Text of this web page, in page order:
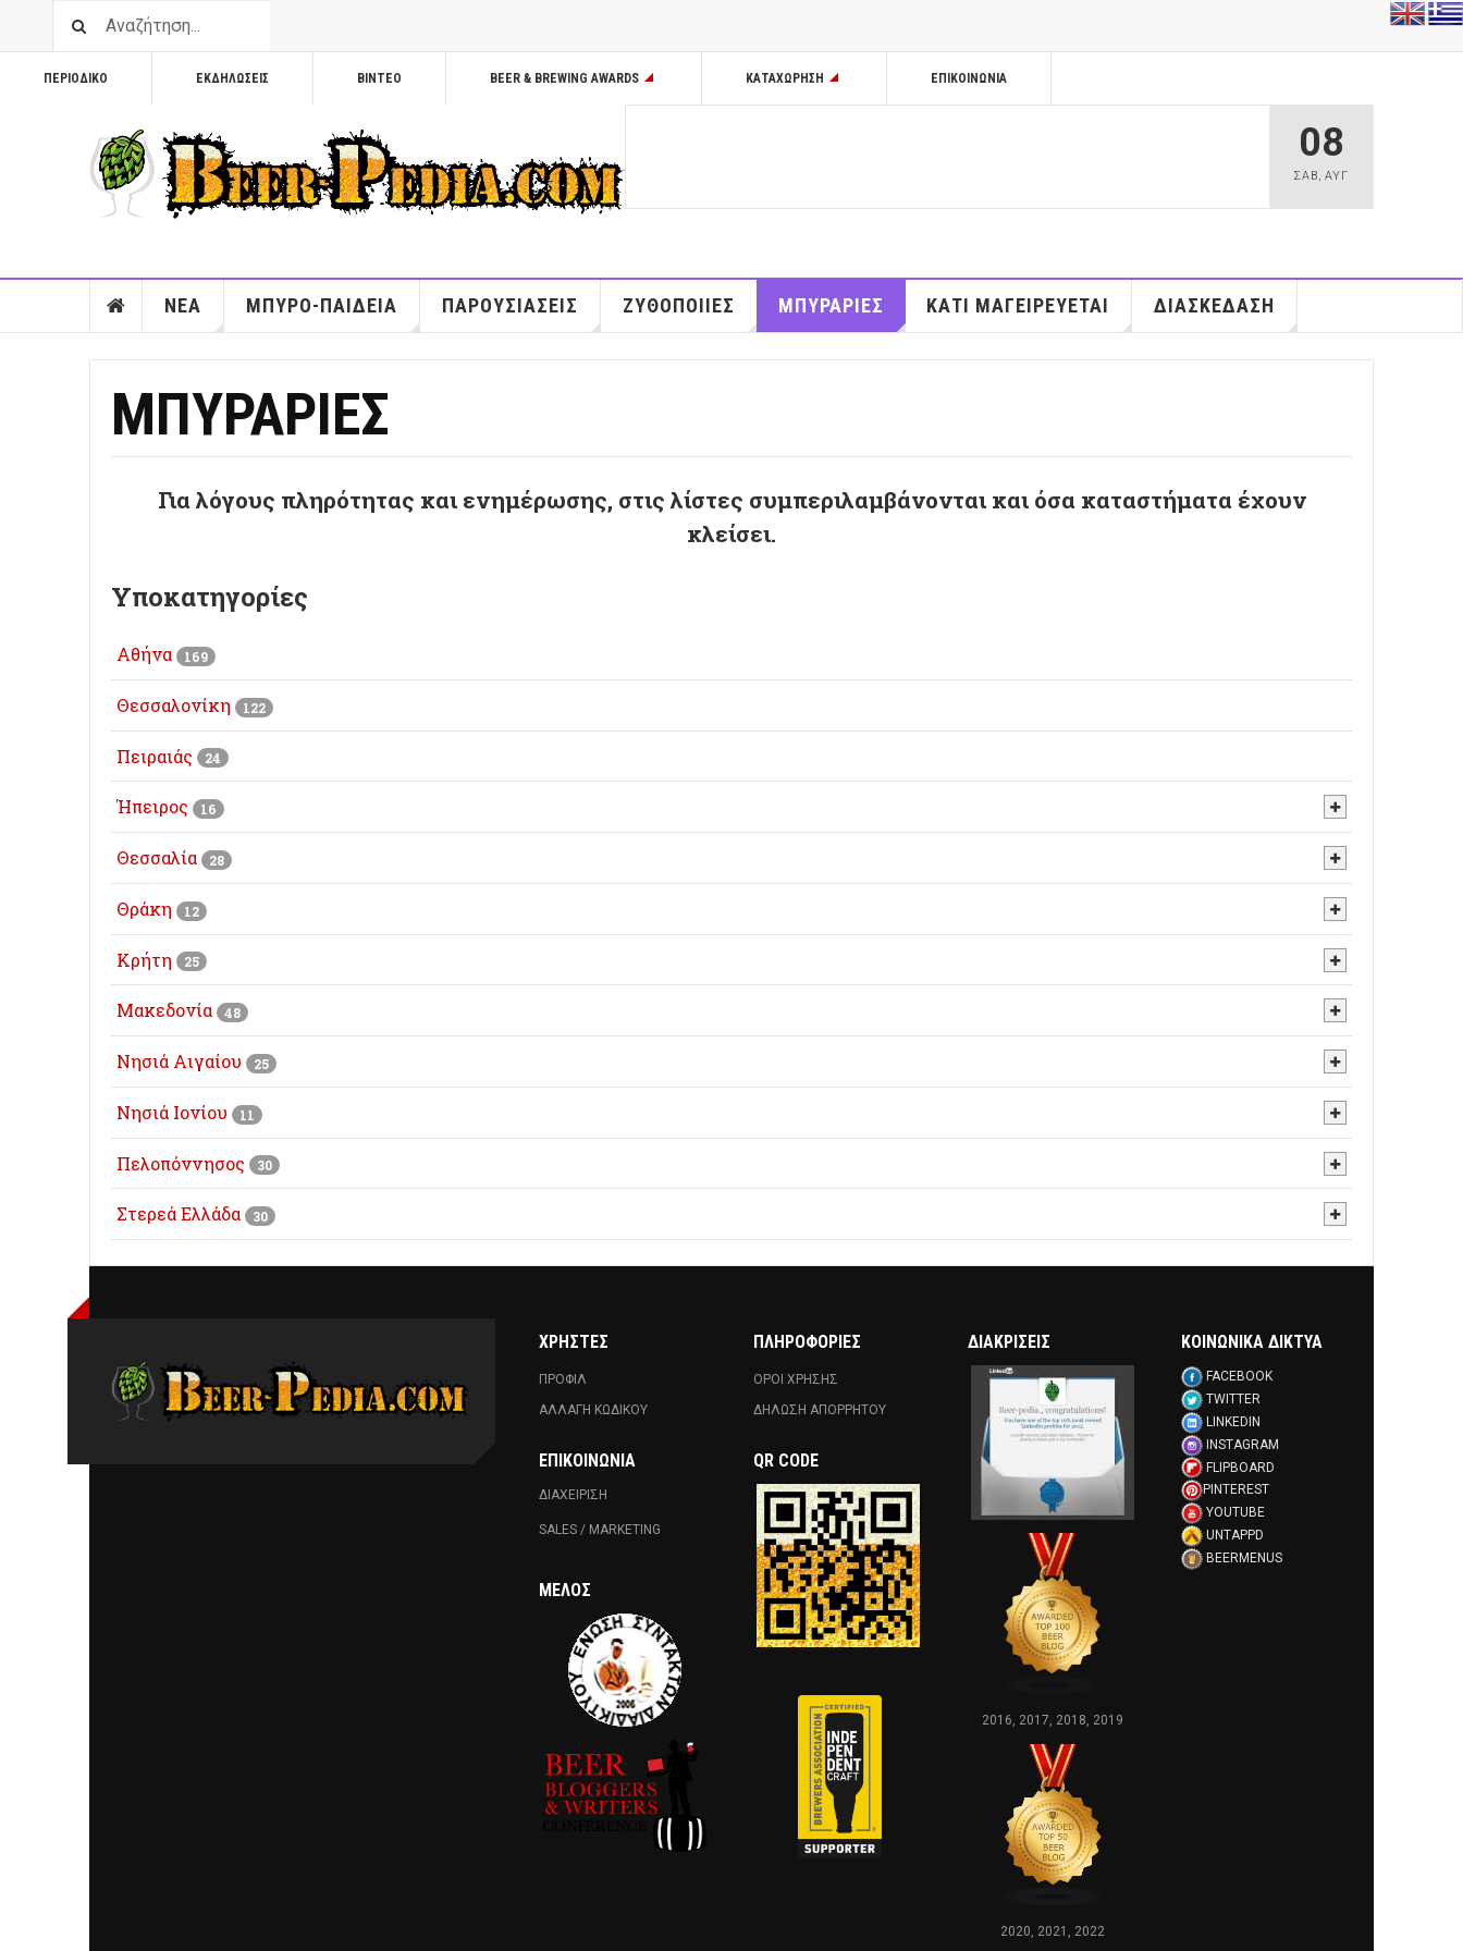
ΠΕΡΙΟΔΙΚΟ ΕΚΔΗΛΩΣΕΙΣ ΒΙΝΤΕΟ BEER & BREWING AWARDS ΚΑΤΑΧΩΡΗΣΗ ΕΠΙΚΟΙΝΩΝΊΑ
08
ΣΑΒ,ΑΥΓ
ΝΕΑ ΜΠΥΡΟ-ΠΑΙΔΕΙΑ ΠΑΡΟΥΣΙΑΣΕΙΣ ΖΥΘΟΠΟΙΙΕΣ ΜΠΥΡΑΡΙΕΣ ΚΑΤΙ ΜΑΓΕΙΡΕΥΕΤΑΙ ΔΙΑΣΚΕΔΑΣΗ
ΜΠΥΡΑΡΙΕΣ
Για λόγους πληρότητας και ενημέρωσης, στις λίστες συμπεριλαμβάνονται και όσα καταστήματα έχουν
κλείσει.
Υποκατηγορίες
Αθήνα 169
Θεσσαλονίκη 122
Πειραιάς 24
Ήπειρος 16
Θεσσαλία 28
Θράκη 12
Κρήτη 25
Μακεδονία 48
Νησιά Αιγαίου 25
Νησιά Ιονίου 11
Πελοπόννησος 30
Στερεά Ελλάδα 30
ΧΡΗΣΤΕΣ
ΠΡΟΦΙΛ
ΑΛΛΑΓΗ ΚΩΔΙΚΟΥ
ΕΠΙΚΟΙΝΩΝΊΑ
ΔΙΑΧΕΙΡΙΣΗ
SALES / MARKETING
ΜΈΛΟΣ
ΠΛΗΡΟΦΟΡΙΕΣ
ΟΡΟΙ ΧΡΗΣΗΣ
ΔΗΛΩΣΗ ΑΠΟΡΡΗΤΟΥ
QR CODE
ΔΙΑΚΡΊΣΕΙΣ
2016, 2017, 2018, 2019
2020, 2021, 2022
ΚΟΙΝΩΝΙΚΑ ΔΙΚΤΥΑ
FACEBOOK
TWITTER
LINKEDIN
INSTAGRAM
FLIPBOARD
PINTEREST
YOUTUBE
UNTAPPD
BEERMENUS